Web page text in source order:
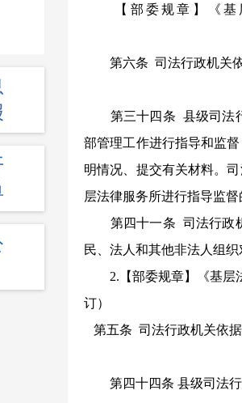
【部委规章】《
第六条 司法行政机关
第三十四条 县级司法
部管理工作进行指导和监
明情况、提交有关材料。
层法律服务所进行指导监督
第四十一条 司法行政
民、法人和其他非法人组
2.【部委规章】《基层
订
第五条 司法行政机关依
第四十四条 县级司法